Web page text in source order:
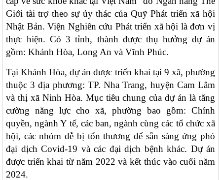
Giới tài trợ theo sự ủy thác của Quỹ Phát triển xã hội
Nhật Bản. Viện Nghiên cứu Phát triển xã hội là đơn vị
thực hiện. Có 3 tỉnh, thành được thụ hưởng dự án
gồm: Khánh Hòa, Long An và Vĩnh Phúc.
Tại Khánh Hòa, dự án được triển khai tại 9 xã, phường
thuộc 3 địa phương: TP. Nha Trang, huyện Cam Lâm
và thị xã Ninh Hòa. Mục tiêu chung của dự án là tăng
cường năng lực cho xã, phường bao gồm: Chính
quyền, ngành Y tế, các ban, ngành cùng các tổ chức xã
hội, các nhóm dễ bị tổn thương để sẵn sàng ứng phó
đại dịch Covid-19 và các đại dịch bệnh khác. Dự án
được triển khai từ năm 2022 và kết thúc vào cuối năm
2024.
Kết luận của Chủ tịch UBND tỉnh Nguyễn Tấn Tuân kiêm
Trưởng Ban chỉ đạo phòng, chống dịch Covid-19 tỉnh Khánh
Hòa tại cuộc họp Ban chỉ đạo phòng, chống dịch Covid-19
ngày 25/01/2022
3639/QĐ-BYT
Quyết định Về việc ban hành tài liệu chuyên môn “Hướng dẫn
3633/QĐ-BYT
Quyết định Về việc ban hành tài liệu chuyên môn “Hướng dẫn
quy trình kỹ thuật về tạo máu và lympho - Tập 2.1”
3632/QĐ-BYT
Quyết định Về việc ban hành tài liệu chuyên môn “Hướng dẫn
quy trình kỹ thuật về tạo máu và lympho - Tập 1.1”
3634/QĐ-BYT
Quyết định Về việc ban hành tài liệu chuyên môn “Hướng dẫn
quy trình kỹ thuật về Răng Hàm Mặt – Tập 1”